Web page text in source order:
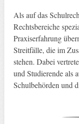
Als auf das
Rechtsbereiche
Praxiserfahrung
Streitfälle, die im
stehen. Dabei
und Studierende als
Schulbehörden und